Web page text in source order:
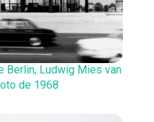
Berlin, Ludwig Mies van
de 1968